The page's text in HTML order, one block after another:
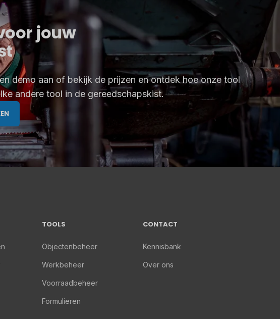
jouw
demo aan of bekijk de prijzen en ontdek hoe onze tool
andere tool in de gereedschapskist.
TOOLS
Objectenbeheer
Werkbeheer
Voorraadbeheer
Formulieren
CONTACT
Kennisbank
Over ons